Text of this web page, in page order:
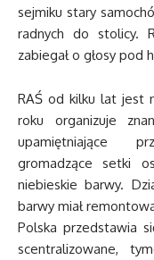
sejmiku stary
radnych do stolicy.
zabiegał o głosy pod
RAŚ od kilku lat jest
roku organizuje
upamiętniające
gromadzące setki
niebieskie barwy.
barwy miał
Polska przedstawia
scentralizowane,